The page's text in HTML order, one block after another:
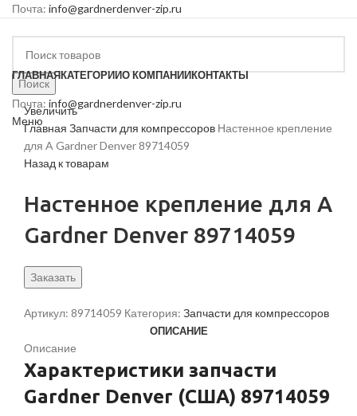
Почта: info@gardnerdenver-zip.ru
Поиск
Почта: info@gardnerdenver-zip.ru
Меню
ГЛАВНАЯКАТЕГОРИИО КОМПАНИИКОНТАКТЫ
Увеличить
Главная Запчасти для компрессоров Настенное крепление
для A Gardner Denver 89714059
Назад к товарам
Настенное крепление для A
Gardner Denver 89714059
Заказать
Артикул: 89714059 Категория: Запчасти для компрессоров
ОПИСАНИЕ
Описание
Характеристики запчасти
Gardner Denver (США) 89714059